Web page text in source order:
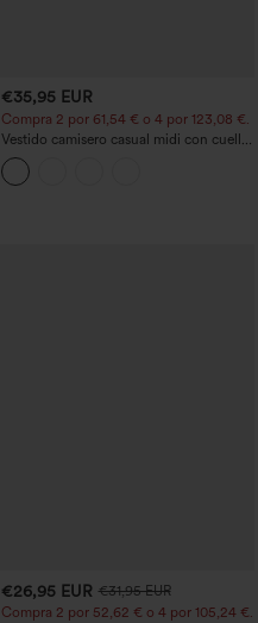
€35,95 EUR
Compra 2 por 61,54 € o 4 por 123,08 €.
Vestido camisero casual midi con cuello,
mangas casquillo, cinturón, dobladillo
curvo con abertura y bolsillos
€26,95 EUR €31,95 EUR
Compra 2 por 52,62 € o 4 por 105,24 €.